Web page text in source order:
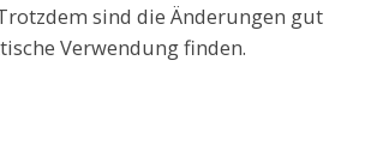
sind die Änderungen gut
Verwendung finden.